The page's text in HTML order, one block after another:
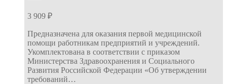
3 909 ₽
Предназначена для оказания первой медицинской
помощи работникам предприятий и учреждений.
Укомплектована в соответствии с приказом
Министерства Здравоохранения и Социального
Развития Российской Федерации «Об утверждении
требований…